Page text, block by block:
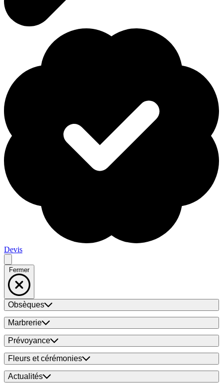
Devis
Fermer
Obsèques
Marbrerie
Prévoyance
Fleurs et cérémonies
Actualités